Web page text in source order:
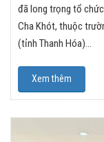
đã long trọng tổ
Cha Khót, thuộc
(tỉnh Thanh Hóa)…
Xem thêm